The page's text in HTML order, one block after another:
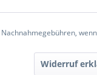
Nachnahmegebühren,
Widerruf